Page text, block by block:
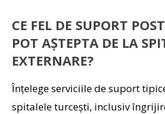
CE FEL DE SUPORT
POT AȘTEPTA DE LA
EXTERNARE?
Înțelege serviciile de suport
spitalele turcești, inclusiv